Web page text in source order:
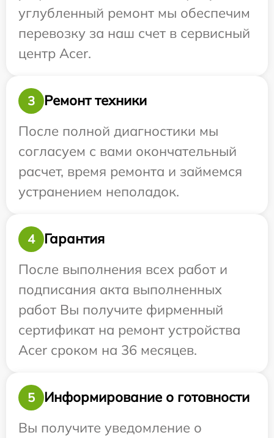
углубленный ремонт мы обеспечим
перевозку за наш счет в сервисный
центр Acer.
3
Ремонт техники
После полной диагностики мы
согласуем с вами окончательный
расчет, время ремонта и займемся
устранением неполадок.
4
Гарантия
После выполнения всех работ и
подписания акта выполненных
работ Вы получите фирменный
сертификат на ремонт устройства
Acer сроком на 36 месяцев.
5
Информирование о готовности
Вы получите уведомление о